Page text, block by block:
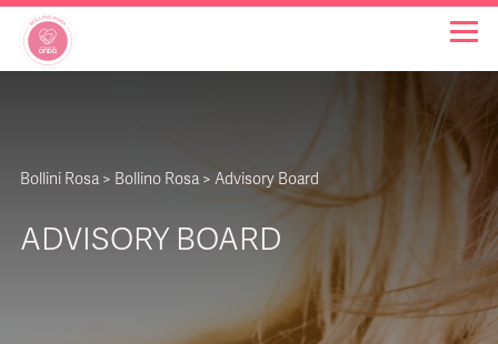
Bollini Rosa > Bollino Rosa > Advisory Board
ADVISORY BOARD